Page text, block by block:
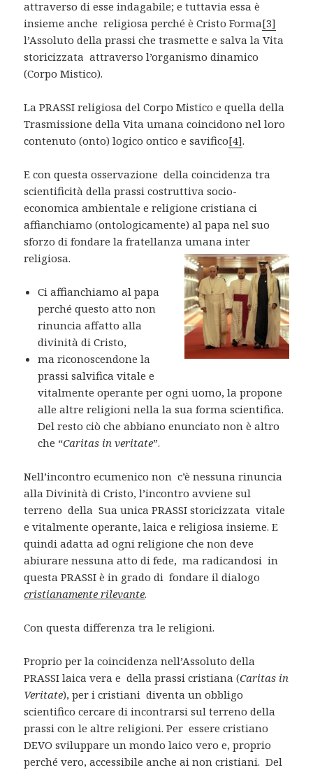
attraverso di esse indagabile; e tuttavia essa è
insieme anche religiosa perché è Cristo Forma[3]
l’Assoluto della prassi che trasmette e salva la Vita
storicizzata attraverso l’organismo dinamico
(Corpo Mistico).
La PRASSI religiosa del Corpo Mistico e quella della
Trasmissione della Vita umana coincidono nel loro
contenuto (onto) logico ontico e savifico[4].
E con questa osservazione della coincidenza tra
scientificità della prassi costruttiva socio-
economica ambientale e religione cristiana ci
affianchiamo (ontologicamente) al papa nel suo
sforzo di fondare la fratellanza umana inter
religiosa.
Ci affianchiamo al papa
perché questo atto non
rinuncia affatto alla
divinità di Cristo,
ma riconoscendone la
prassi salvifica vitale e
vitalmente operante per ogni uomo, la propone
alle altre religioni nella la sua forma scientifica.
Del resto ciò che abbiano enunciato non è altro
che “Caritas in veritate”.
Nell’incontro ecumenico non c’è nessuna rinuncia
alla Divinità di Cristo, l’incontro avviene sul
terreno della Sua unica PRASSI storicizzata vitale
e vitalmente operante, laica e religiosa insieme. E
quindi adatta ad ogni religione che non deve
abiurare nessuna atto di fede, ma radicandosi in
questa PRASSI è in grado di fondare il dialogo
cristianamente rilevante.
Con questa differenza tra le religioni.
Proprio per la coincidenza nell’Assoluto della
PRASSI laica vera e della prassi cristiana (Caritas in
Veritate), per i cristiani diventa un obbligo
scientifico cercare di incontrarsi sul terreno della
prassi con le altre religioni. Per essere cristiano
DEVO sviluppare un mondo laico vero e, proprio
perché vero, accessibile anche ai non cristiani. Del